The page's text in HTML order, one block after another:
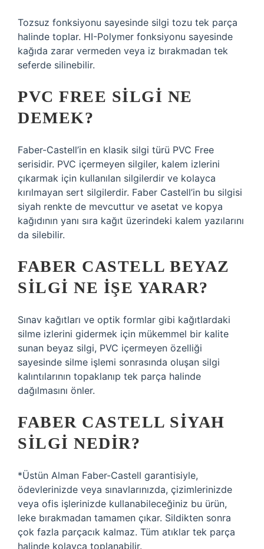
Tozsuz fonksiyonu sayesinde silgi tozu tek parça
halinde toplar. HI-Polymer fonksiyonu sayesinde
kağıda zarar vermeden veya iz bırakmadan tek
seferde silinebilir.
PVC FREE SILGI NE
DEMEK?
Faber-Castell’in en klasik silgi türü PVC Free
serisidir. PVC içermeyen silgiler, kalem izlerini
çıkarmak için kullanılan silgilerdir ve kolayca
kırılmayan sert silgilerdir. Faber Castell’in bu silgisi
siyah renkte de mevcuttur ve asetat ve kopya
kağıdının yanı sıra kağıt üzerindeki kalem yazılarını
da silebilir.
FABER CASTELL BEYAZ
SILGI NE IŞE YARAR?
Sınav kağıtları ve optik formlar gibi kağıtlardaki
silme izlerini gidermek için mükemmel bir kalite
sunan beyaz silgi, PVC içermeyen özelliği
sayesinde silme işlemi sonrasında oluşan silgi
kalıntılarının topaklanıp tek parça halinde
dağılmasını önler.
FABER CASTELL SIYAH
SILGI NEDIR?
*Üstün Alman Faber-Castell garantisiyle,
ödevlerinizde veya sınavlarınızda, çizimlerinizde
veya ofis işlerinizde kullanabileceğiniz bu ürün,
leke bırakmadan tamamen çıkar. Sildikten sonra
çok fazla parçacık kalmaz. Tüm atıklar tek parça
halinde kolayca toplanabilir.